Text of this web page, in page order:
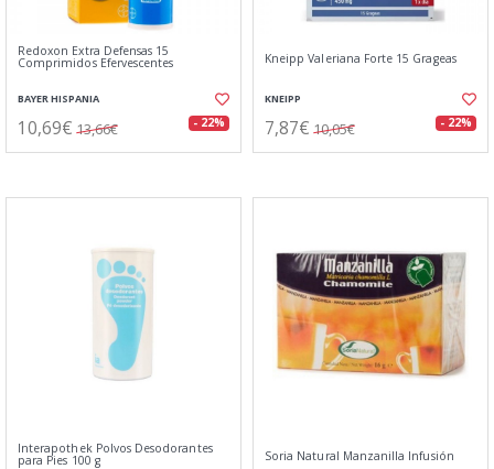
Redoxon Extra Defensas 15
Comprimidos Efervescentes
BAYER HISPANIA
10,69€ 13,66€ - 22%
Kneipp Valeriana Forte 15 Grageas
KNEIPP
7,87€ 10,05€ - 22%
Interapothek Polvos Desodorantes
para Pies 100 g Soria Natural Manzanilla Infusión